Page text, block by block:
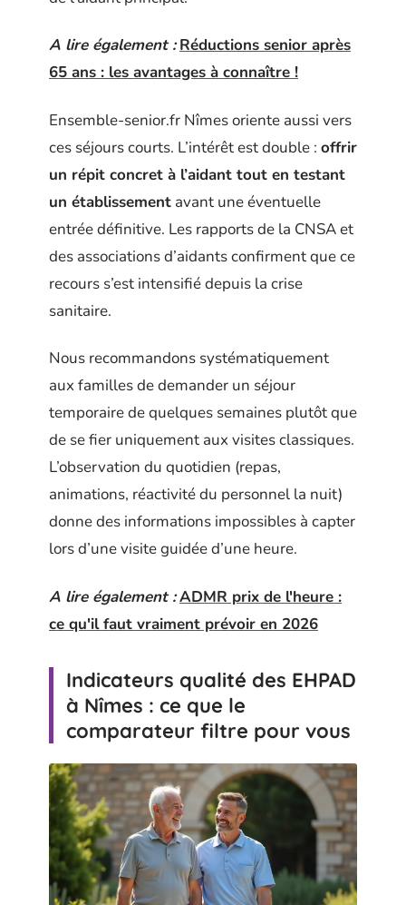
A lire également : Réductions senior après
65 ans : les avantages à connaître !
Ensemble-senior.fr Nîmes oriente aussi vers
ces séjours courts. L’intérêt est double : offrir
un répit concret à l’aidant tout en testant
un établissement avant une éventuelle
entrée définitive. Les rapports de la CNSA et
des associations d’aidants confirment que ce
recours s’est intensifié depuis la crise
sanitaire.
Nous recommandons systématiquement
aux familles de demander un séjour
temporaire de quelques semaines plutôt que
de se fier uniquement aux visites classiques.
L’observation du quotidien (repas,
animations, réactivité du personnel la nuit)
donne des informations impossibles à capter
lors d’une visite guidée d’une heure.
A lire également :ADMR prix de l'heure :
ce qu'il faut vraiment prévoir en 2026
Indicateurs qualité des EHPAD
à Nîmes : ce que le
comparateur filtre pour vous